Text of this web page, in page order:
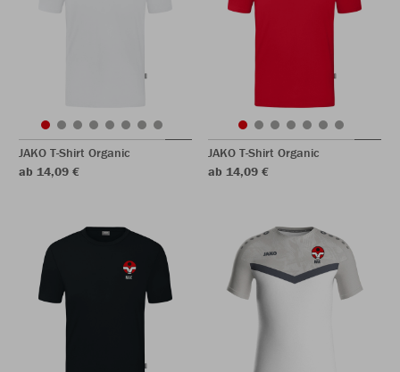
JAKO T-Shirt Organic
ab 14,09 €
JAKO T-Shirt Organic
ab 14,09 €